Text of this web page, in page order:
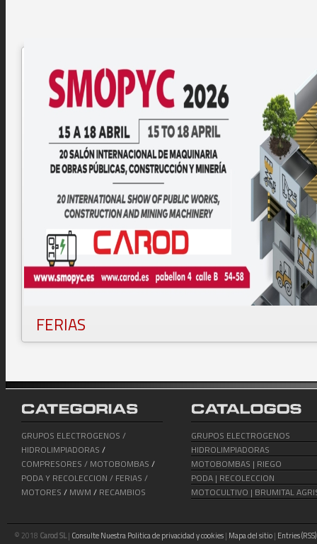
FERIAS
GRUPOS ELECTROGENOS /
HIDROLIMPIADORAS /
COMPRESORES / MOTOBOMBAS /
PODA Y RECOLECCION / FERIAS /
MOTORES / MWM / RECAMBIOS
GRUPOS ELECTROGENOS
HIDROLIMPIADORAS
MOTOBOMBAS | RIEGO
PODA | RECOLECCION
MOTOCULTIVO | BRUMITAL
© 2018 Carod SL| Consulte Nuestra Politica de privacidad y cookies| Mapa del sitio| Entries (RSS)